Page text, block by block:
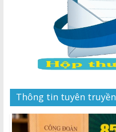
Thông tin tuyên truyền